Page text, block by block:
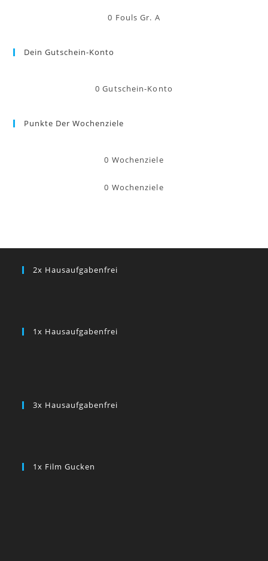
0 Fouls Gr. A
Dein Gutschein-Konto
0 Gutschein-Konto
Punkte Der Wochenziele
0 Wochenziele
0 Wochenziele
2x Hausaufgabenfrei
1x Hausaufgabenfrei
3x Hausaufgabenfrei
1x Film Gucken